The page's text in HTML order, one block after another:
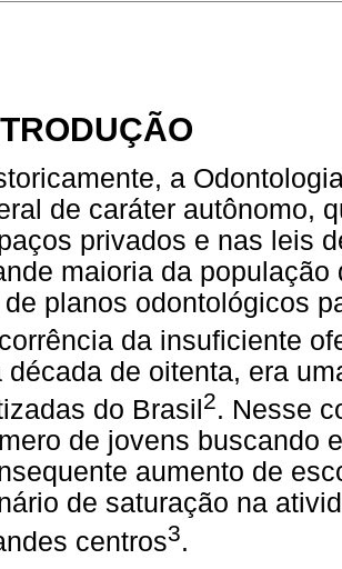
a
de caráter autônomo,
privados e nas leis
maioria da
de planos odontológicos
da insuficiente
década de oitenta, era
do Brasil 2. Nesse
de jovens buscando
aumento de
de saturação na
centros3.